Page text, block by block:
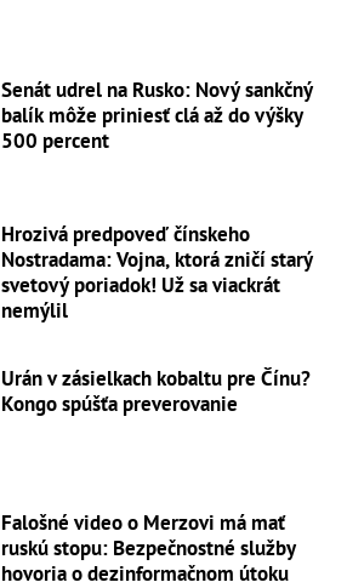
Senát udrel na Rusko: Nový sankčný
balík môže priniesť clá až do výšky
500 percent
Hrozivá predpoveď čínskeho
Nostradama: Vojna, ktorá zničí starý
svetový poriadok! Už sa viackrát
nemýlil
Urán v zásielkach kobaltu pre Čínu?
Kongo spúšťa preverovanie
Falošné video o Merzovi má mať
ruskú stopu: Bezpečnostné služby
hovoria o dezinformačnom útoku